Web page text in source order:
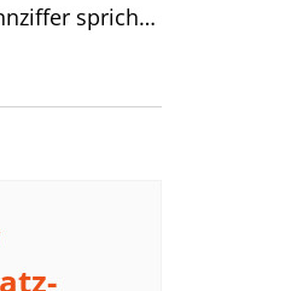
spricht